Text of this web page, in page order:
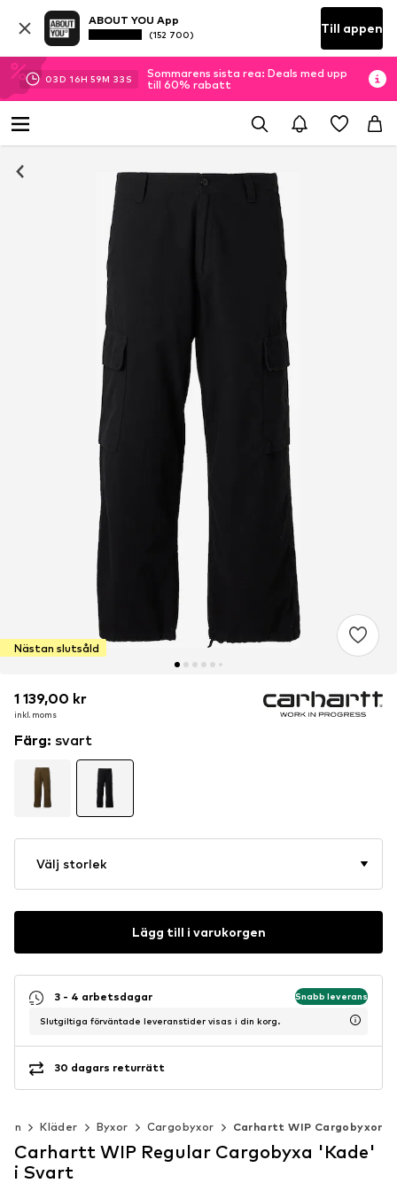
ABOUT YOU App
(152 700) Till appen
03D 16H 59M 32 S
Sommarens sista rea: Deals med upp
till 60% rabatt
Nästan slutsåld
1 139,00 kr
inkl. moms
1 139,00 kr
inkl. moms
1 139,00 kr
inkl. moms
Färg: svart
Välj storlek
Lägg till i varukorgen
3 - 4 arbetsdagar Snabb leverans
Slutgiltiga förväntade leveranstider visas i din korg.
30 dagars returrätt
Kläder Byxor Cargobyxor Carhartt WIP Cargobyxor
Carhartt WIP Regular Cargobyxa 'Kade'
i Svart